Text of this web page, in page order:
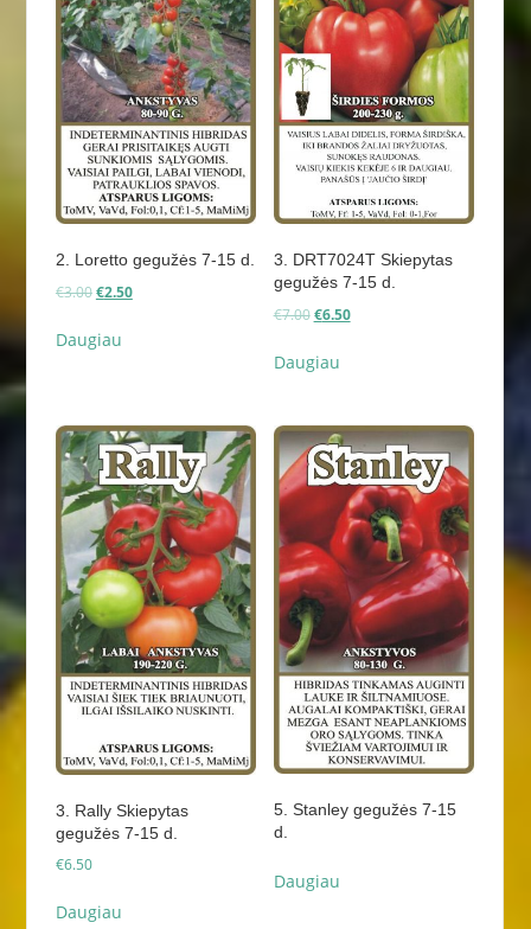
2. Loretto gegužės 7-15 d.
€3.00Original
was:
€2.50Current
Daugiau
3. DRT7024T Skiepytas
gegužės 7-15 d.
€7.00 Original
was:
€6.50Current
Daugiau
3. Rally Skiepytas
gegužės 7-15 d.
€6.50
Daugiau
5. Stanley gegužės 7-15
d.
Daugiau